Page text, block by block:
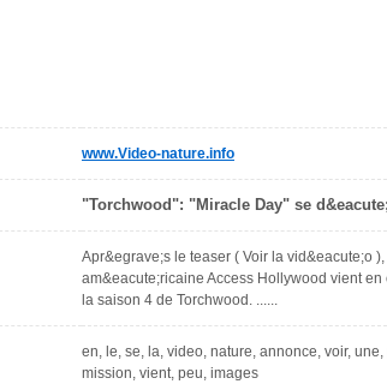
www.Video-nature.info
"Torchwood": "Miracle Day" se
Apr&egrave;s le teaser ( Voir la vid&eacute;o
am&eacute;ricaine Access Hollywood vient
la saison 4 de Torchwood. ......
en, le, se, la, video, nature, annonce, voir,
mission, vient, peu, images